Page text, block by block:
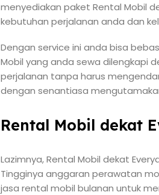
menyediakan paket Rental Mobil
kebutuhan perjalanan anda dan
Dengan service ini anda bisa
Mobil yang anda sewa dilengkapi
perjalanan tanpa harus
dengan senantiasa
Rental Mobil dekat
Lazimnya, Rental Mobil dekat
Tingginya anggaran perawatan
jasa rental mobil bulanan untuk